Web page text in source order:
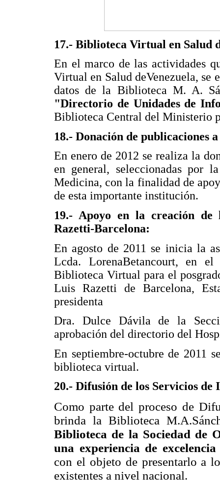
17.- Biblioteca Virtual en Salud
En el marco de las actividades
Virtual en Salud deVenezuela,
datos de la Biblioteca M. A.
"Directorio de Unidades de
Biblioteca Central del Ministerio
18.- Donación de publicaciones
En enero de 2012 se realiza la
en general, seleccionadas por
Medicina, con la finalidad de
de esta importante institución.
19.- Apoyo en la creación
Razetti-Barcelona:
En agosto de 2011 se inicia la
Lcda. LorenaBetancourt, en
Biblioteca Virtual para el
Luis Razetti de Barcelona,
presidenta
Dra. Dulce Dávila de la
aprobación del directorio del
En septiembre-octubre de 2011
biblioteca virtual.
20.- Difusión de los Servicios
Como parte del proceso de
brinda la Biblioteca
Biblioteca de la Sociedad de
una experiencia de
con el objeto de presentarlo a
existentes a nivel nacional.